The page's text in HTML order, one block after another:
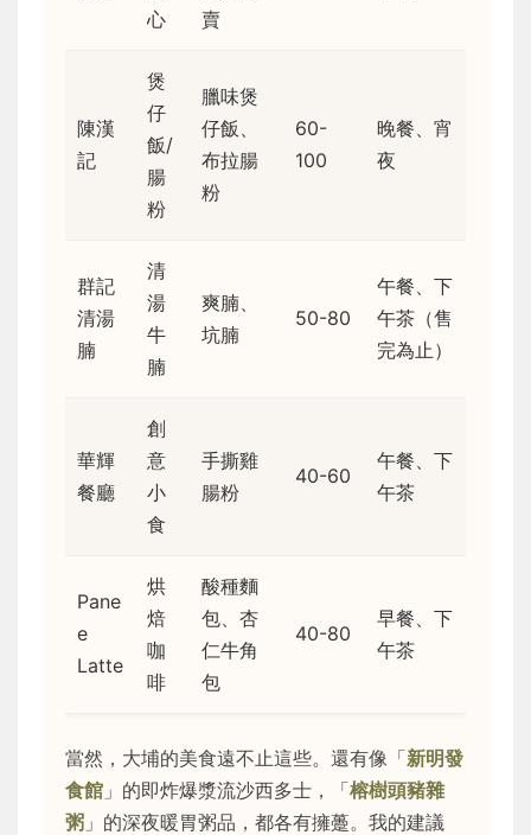
心
賣
陳漢
記
煲
仔
飯/
腸
粉
臘味煲
仔飯、
布拉腸
粉
60-
100
晚餐、宵
夜
群記
清湯
腩
清
湯
牛
腩
爽腩、
坑腩
50-80
午餐、下
午茶（售
完為止）
華輝
餐廳
創
意
小
食
手撕雞
腸粉
40-60
午餐、下
午茶
Pane
e
Latte
烘
焙
咖
啡
酸種麵
包、杏
仁牛角
包
40-80
早餐、下
午茶
當然，大埔的美食遠不止這些。還有像「新明發
食館 」的即炸爆漿流沙西多士，「榕樹頭豬雜
粥 」的深夜暖胃粥品，都各有擁躉。我的建議